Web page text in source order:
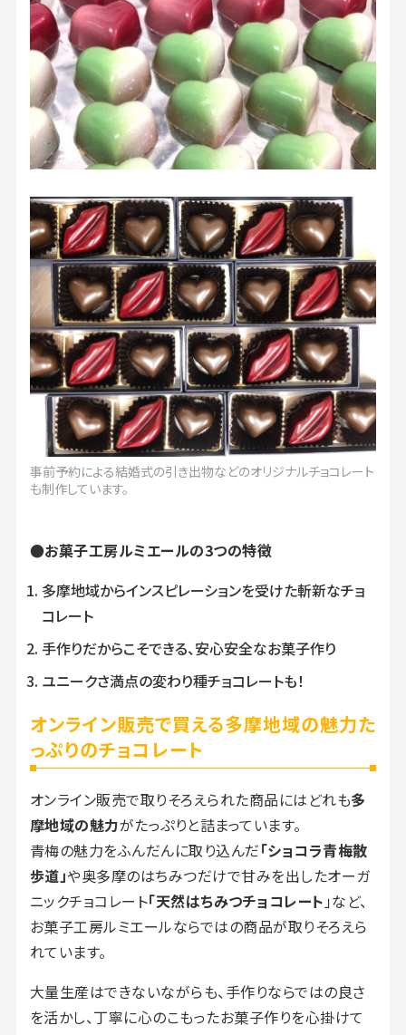
事前予約による結婚式の引き出物などのオリジナルチョコレート
も制作しています。
●お菓子工房ルミエールの3つの特徴
多摩地域からインスピレーションを受けた斬新なチョ
コレート
手作りだからこそできる、安心安全なお菓子作り
ユニークさ満点の変わり種チョコレートも！
オンライン販売で買える多摩地域の魅力た
っぷりのチョコレート
オンライン販売で取りそろえられた商品にはどれも多
摩地域の魅力がたっぷりと詰まっています。
青梅の魅力をふんだんに取り込んだ「ショコラ青梅散
歩道」や奥多摩のはちみつだけで甘みを出したオーガ
ニックチョコレート「天然はちみつチョコレート 」など、
お菓子工房ルミエールならではの商品が取りそろえら
れています。
大量生産はできないながらも、手作りならではの良さ
を活かし、丁寧に心のこもったお菓子作りを心掛けて